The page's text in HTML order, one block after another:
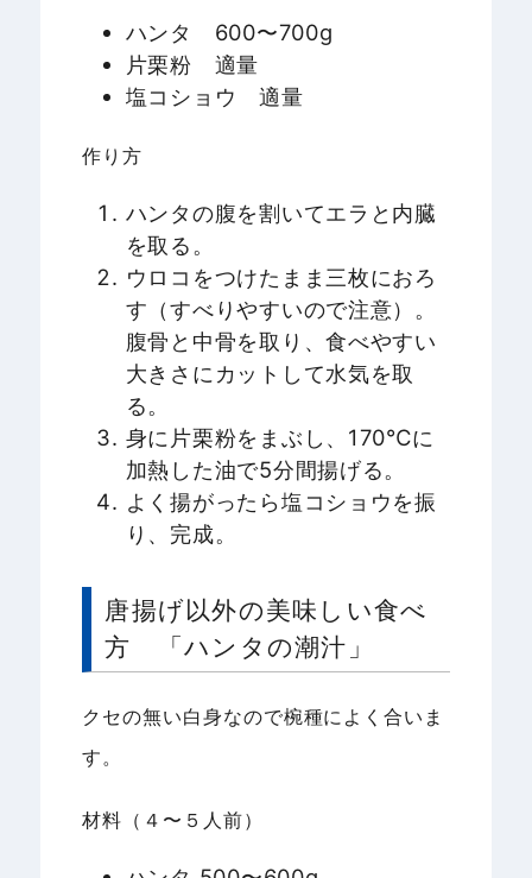
ハンタ 600〜700g
片栗粉 適量
塩コショウ 適量
作り方
ハンタの腹を割いてエラと内臓
を取る。
ウロコをつけたまま三枚におろ
す（すべりやすいので注意）。
腹骨と中骨を取り、食べやすい
大きさにカットして水気を取
る。
身に片栗粉をまぶし、170℃に
加熱した油で5分間揚げる。
よく揚がったら塩コショウを振
り、完成。
唐揚げ以外の美味しい食べ
方 「ハンタの潮汁」
クセの無い白身なので椀種によく合いま
す。
材料（４〜５人前）